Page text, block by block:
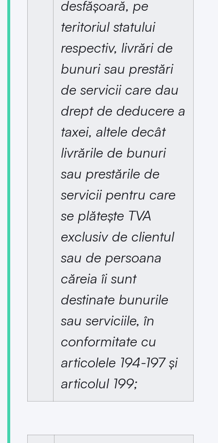
desfășoară, pe
teritoriul statului
respectiv, livrări de
bunuri sau prestări
de servicii care dau
drept de deducere a
taxei, altele decât
livrările de bunuri
sau prestările de
servicii pentru care
se plătește TVA
exclusiv de clientul
sau de persoana
căreia îi sunt
destinate bunurile
sau serviciile, în
conformitate cu
articolele 194-197 și
articolul 199;